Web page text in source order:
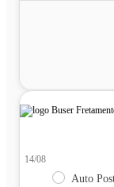
14/08
Auto